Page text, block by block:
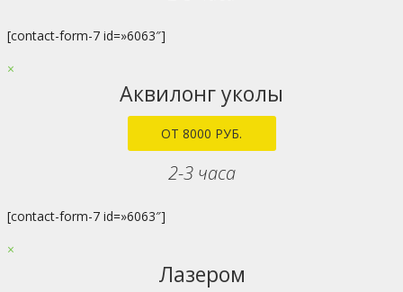
[contact-form-7 id=»6063″]
×
Аквилонг уколы
ОТ 8000 РУБ.
2-3 часа
[contact-form-7 id=»6063″]
×
Лазером